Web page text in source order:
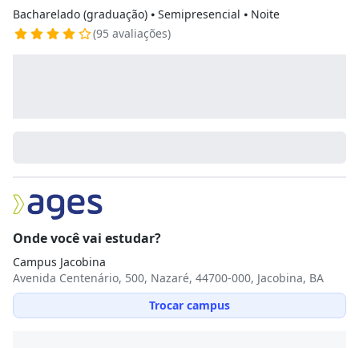
Bacharelado (graduação) ⦁ Semipresencial ⦁ Noite
(95 avaliações)
Onde você vai estudar?
Campus Jacobina
Avenida Centenário, 500, Nazaré, 44700-000, Jacobina, BA
Trocar campus